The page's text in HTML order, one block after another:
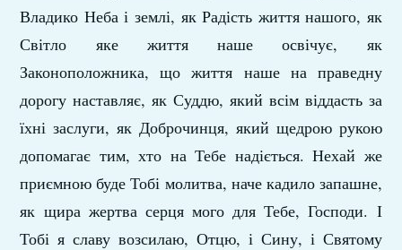
Владико Неба і землі, як Радість життя нашого, як
Світло яке життя наше освічує, як
Законоположника, що життя наше на праведну
дорогу наставляє, як Суддю, який всім віддасть за
їхні заслуги, як Доброчинця, який щедрою рукою
допомагає тим, хто на Тебе надіється. Нехай же
приємною буде Тобі молитва, наче кадило запашне,
як щира жертва серця мого для Тебе, Господи. І
Тобі я славу возсилаю, Отцю, і Сину, і Святому